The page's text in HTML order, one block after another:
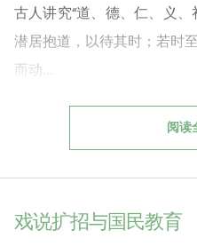
古人讲究“道、德、仁、义、
潜居抱道，以待其时；若时
而动…
阅读
戏说扩招与国民教育